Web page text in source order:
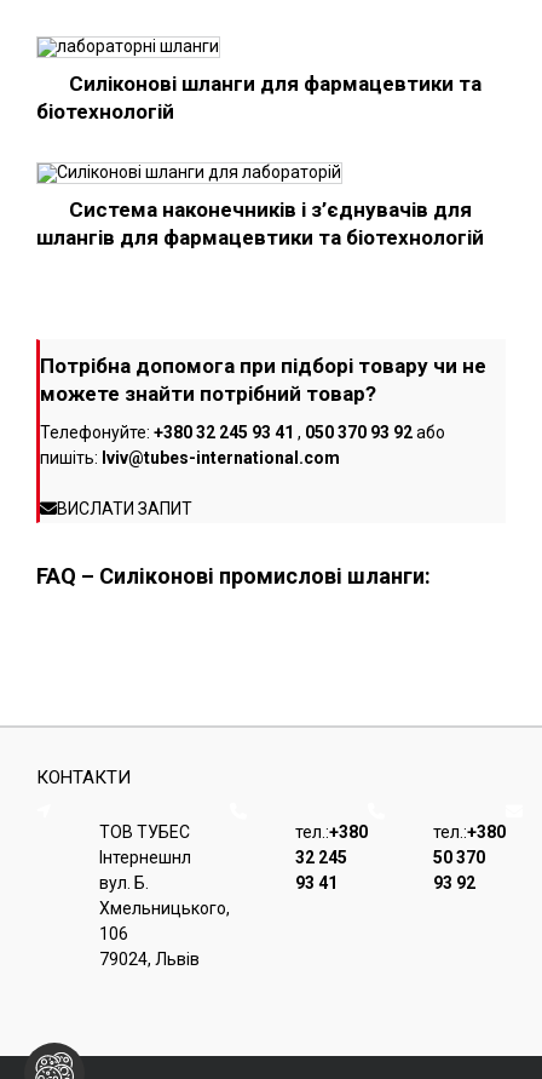
Силіконові шланги для фармацевтики та
біотехнологій
Система наконечників і з’єднувачів для
шлангів для фармацевтики та біотехнологій
Потрібна допомога при підборі товару чи не
можете знайти потрібний товар?
Телефонуйте: +380 32 245 93 41 , 050 370 93 92або
пишіть: lviv@tubes-international.com
ВИСЛАТИ ЗАПИТ
FAQ – Силіконові промислові шланги:
КОНТАКТИ
ТОВ ТУБЕС
Iнтернешнл
вул. Б.
Хмельницького,
106
79024, Львiв
тел.:+380
32 245
93 41
тел.:+380
50 370
93 92